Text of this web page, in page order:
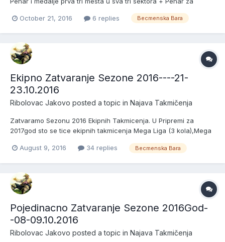
Ct 3 Promila 3-Ct Pijani Saran Sr.Mitrovica 4-Ct Viktorija 5-Ct
October 21, 2016 6 replies Becmenska Bara
Ekipno Zatvaranje Sezone 2016----21-
23.10.2016
Ribolovac Jakovo posted a topic in Najava Takmičenja
Zatvaramo Sezonu 2016 Ekipnih Takmicenja. U Pripremi za
2017god sto se tice ekipnih takmicenja Mega Liga (3 kola),Mega
12h 23.10.2016 Kraj u 12h Kotizacija 5000.00din Nagrade: Pehari i
August 9, 2016 34 replies Becmenska Bara
Pojedinacno Zatvaranje Sezone 2016God-
-08-09.10.2016
Ribolovac Jakovo posted a topic in Najava Takmičenja